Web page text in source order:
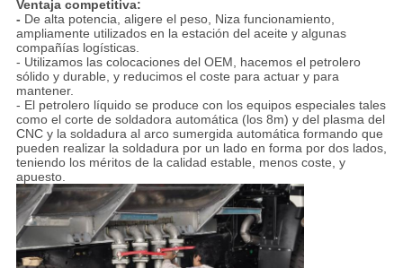
Ventaja competitiva:
- De alta potencia, aligere el peso, Niza funcionamiento,
ampliamente utilizados en la estación del aceite y algunas
compañías logísticas.
- Utilizamos las colocaciones del OEM, hacemos el petrolero
sólido y durable, y reducimos el coste para actuar y para
mantener.
- El petrolero líquido se produce con los equipos especiales tales
como el corte de soldadora automática (los 8m) y del plasma del
CNC y la soldadura al arco sumergida automática formando que
pueden realizar la soldadura por un lado en forma por dos lados,
teniendo los méritos de la calidad estable, menos coste, y
apuesto.